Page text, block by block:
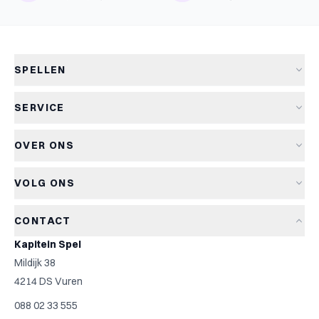
SPELLEN
Nieuwe spellen
Kinderspellen
Top 10
SERVICE
Retourneren
OVER ONS
Het Kapiteinsspel
Spelregels
Contact
VOLG ONS
CONTACT
Kapitein Spel
Mildijk 38
4214 DS Vuren
088 02 33 555